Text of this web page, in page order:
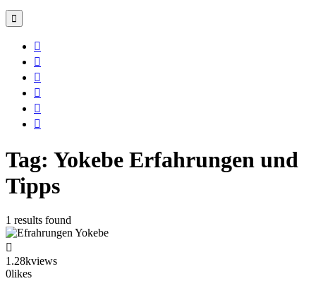
Tag: Yokebe Erfahrungen und
Tipps
1 results found
1.28kviews
0likes